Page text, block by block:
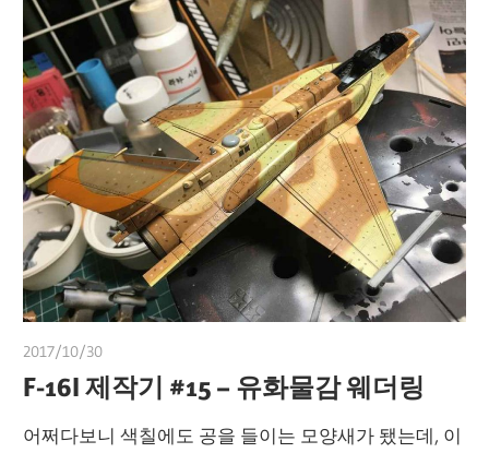
2017/10/30
F-16I 제작기 #15 – 유화물감 웨더링
어쩌다보니 색칠에도 공을 들이는 모양새가 됐는데, 이